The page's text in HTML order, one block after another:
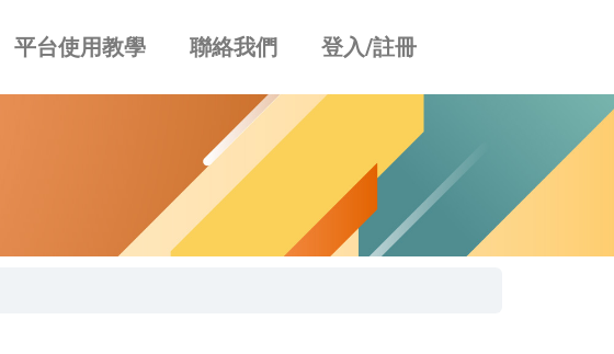
平台使用教學 聯絡我們 登入/註冊